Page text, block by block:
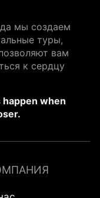
мы создаем
туры,
вам
к сердцу
when